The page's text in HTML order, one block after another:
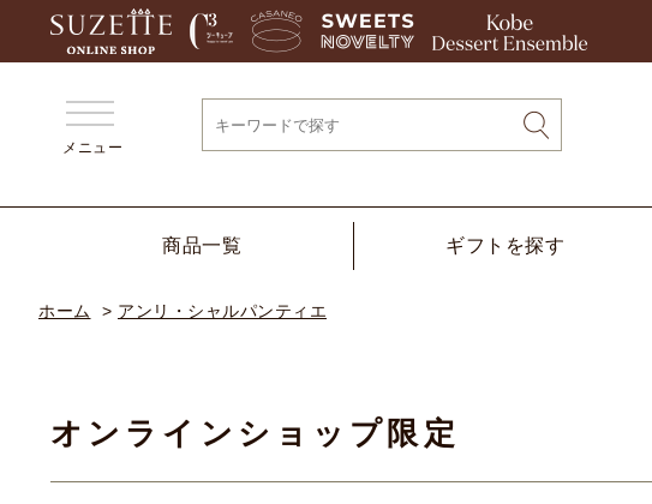
メニュー
商品一覧 ギフトを探す
ホーム > アンリ・シャルパンティエ
オンラインショップ限定